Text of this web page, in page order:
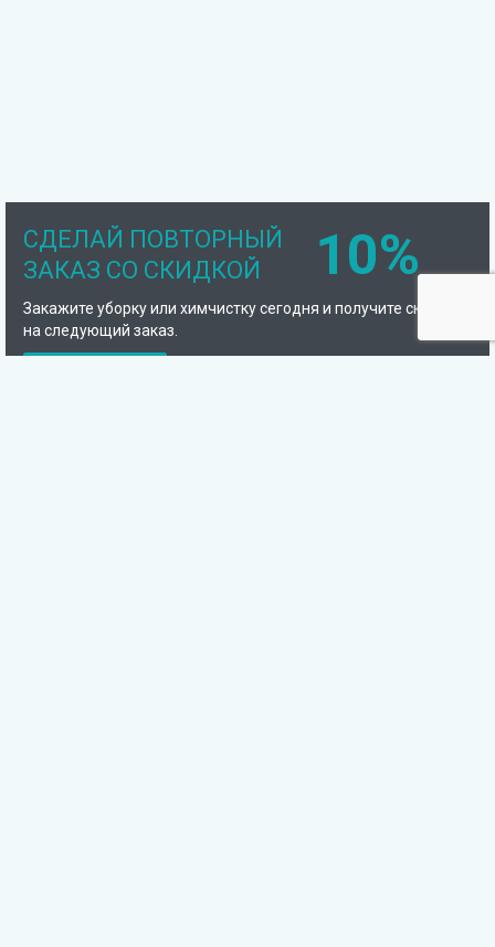
СДЕЛАЙ ПОВТОРНЫЙ
ЗАКАЗ СО СКИДКОЙ
10%
Закажите уборку или химчистку сегодня и получите скидку
на следующий заказ.